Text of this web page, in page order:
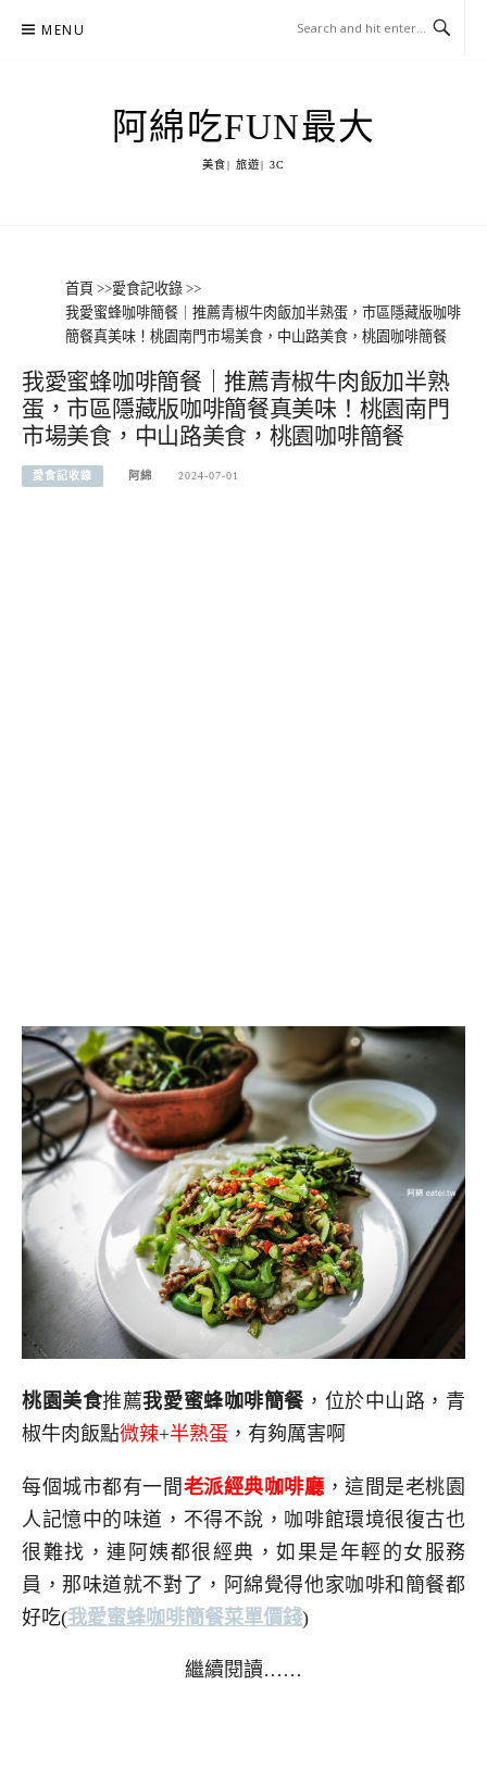
MENU
阿綿吃FUN最大
美食| 旅遊| 3C
首頁 >>愛食記收錄 >>
我愛蜜蜂咖啡簡餐｜推薦青椒牛肉飯加半熟蛋，市區隱藏版咖啡
簡餐真美味！桃園南門市場美食，中山路美食，桃園咖啡簡餐
我愛蜜蜂咖啡簡餐｜推薦青椒牛肉飯加半熟
蛋，市區隱藏版咖啡簡餐真美味！桃園南門
市場美食，中山路美食，桃園咖啡簡餐
愛食記收錄 阿綿 2024-07-01
桃園美食推薦我愛蜜蜂咖啡簡餐 ，位於中山路，青
椒牛肉飯點微辣+半熟蛋 ，有夠厲害啊
每個城市都有一間老派經典咖啡廳 ，這間是老桃園
人記憶中的味道，不得不說，咖啡館環境很復古也
很難找，連阿姨都很經典，如果是年輕的女服務
員，那味道就不對了，阿綿覺得他家咖啡和簡餐都
好吃(我愛蜜蜂咖啡簡餐菜單價錢)
繼續閱讀……